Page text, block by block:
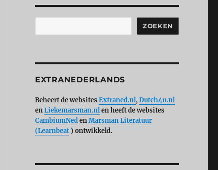
ZOEKEN
EXTRANEDERLANDS
Beheert de websitesExtraned.nl,Dutch4u.nl
enLiekemarsman.nlen heeft de websites
CambiumNedenMarsman Literatuur
(Learnbeat) ontwikkeld.